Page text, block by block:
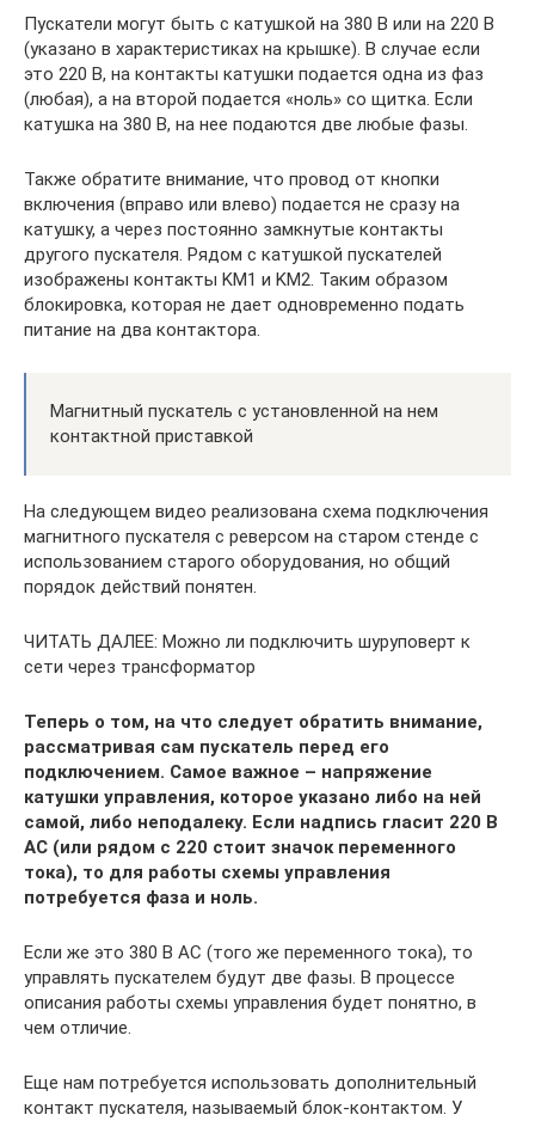
Пускатели могут быть с катушкой на 380 В или на 220 В
(указано в характеристиках на крышке). В случае если
это 220 В, на контакты катушки подается одна из фаз
(любая), а на второй подается «ноль» со щитка. Если
катушка на 380 В, на нее подаются две любые фазы.
Также обратите внимание, что провод от кнопки
включения (вправо или влево) подается не сразу на
катушку, а через постоянно замкнутые контакты
другого пускателя. Рядом с катушкой пускателей
изображены контакты KM1 и KM2. Таким образом
блокировка, которая не дает одновременно подать
питание на два контактора.
Магнитный пускатель с установленной на нем
контактной приставкой
На следующем видео реализована схема подключения
магнитного пускателя с реверсом на старом стенде с
использованием старого оборудования, но общий
порядок действий понятен.
ЧИТАТЬ ДАЛЕЕ: Можно ли подключить шуруповерт к
сети через трансформатор
Теперь о том, на что следует обратить внимание,
рассматривая сам пускатель перед его
подключением. Самое важное – напряжение
катушки управления, которое указано либо на ней
самой, либо неподалеку. Если надпись гласит 220 В
АС (или рядом с 220 стоит значок переменного
тока), то для работы схемы управления
потребуется фаза и ноль.
Если же это 380 В АС (того же переменного тока), то
управлять пускателем будут две фазы. В процессе
описания работы схемы управления будет понятно, в
чем отличие.
Еще нам потребуется использовать дополнительный
контакт пускателя, называемый блок-контактом. У